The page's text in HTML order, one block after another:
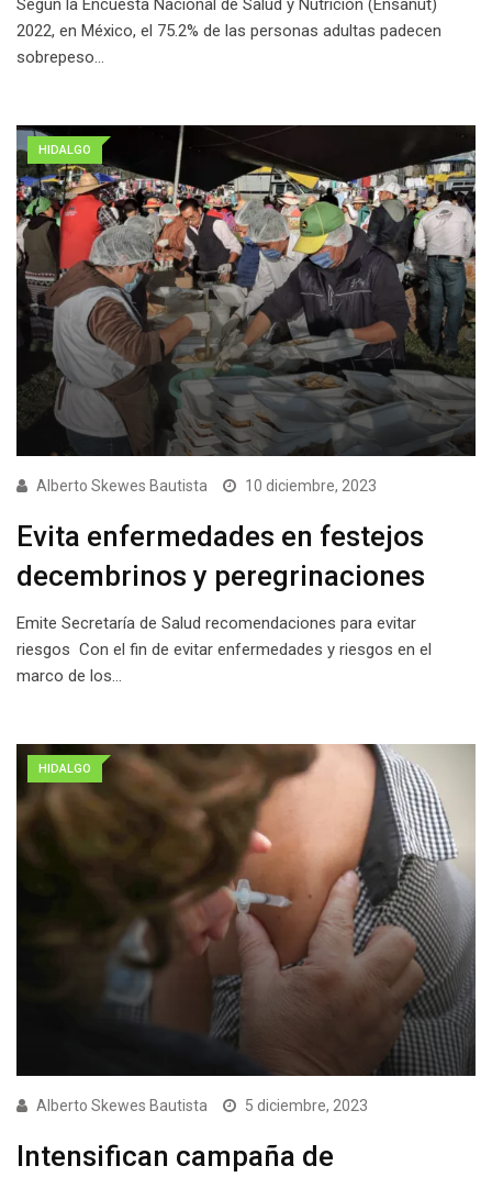
Según la Encuesta Nacional de Salud y Nutrición (Ensanut)
2022, en México, el 75.2% de las personas adultas padecen
sobrepeso…
HIDALGO
Alberto Skewes Bautista 10 diciembre, 2023
Evita enfermedades en festejos
decembrinos y peregrinaciones
Emite Secretaría de Salud recomendaciones para evitar
riesgos Con el fin de evitar enfermedades y riesgos en el
marco de los…
HIDALGO
Alberto Skewes Bautista 5 diciembre, 2023
Intensifican campaña de